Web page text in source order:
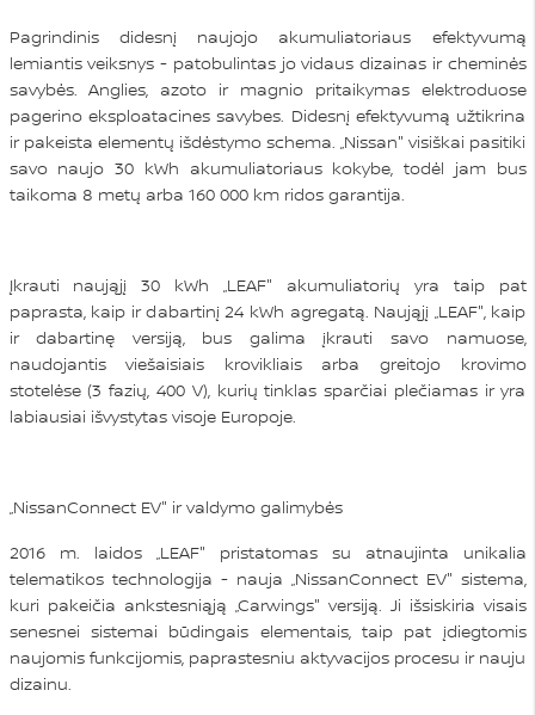
Pagrindinis didesnį naujojo akumuliatoriaus efektyvumą
lemiantis veiksnys - patobulintas jo vidaus dizainas ir cheminės
savybės. Anglies, azoto ir magnio pritaikymas elektroduose
pagerino eksploatacines savybes. Didesnį efektyvumą užtikrina
ir pakeista elementų išdėstymo schema. „Nissan" visiškai pasitiki
savo naujo 30 kWh akumuliatoriaus kokybe, todėl jam bus
taikoma 8 metų arba 160 000 km ridos garantija.
Įkrauti naująjį 30 kWh „LEAF" akumuliatorių yra taip pat
paprasta, kaip ir dabartinį 24 kWh agregatą. Naująjį „LEAF", kaip
ir dabartinę versiją, bus galima įkrauti savo namuose,
naudojantis viešaisiais krovikliais arba greitojo krovimo
stotelėse (3 fazių, 400 V), kurių tinklas sparčiai plečiamas ir yra
labiausiai išvystytas visoje Europoje.
„NissanConnect EV" ir valdymo galimybės
2016 m. laidos „LEAF" pristatomas su atnaujinta unikalia
telematikos technologija - nauja „NissanConnect EV" sistema,
kuri pakeičia ankstesniąją „Carwings" versiją. Ji išsiskiria visais
senesnei sistemai būdingais elementais, taip pat įdiegtomis
naujomis funkcijomis, paprastesniu aktyvacijos procesu ir nauju
dizainu.